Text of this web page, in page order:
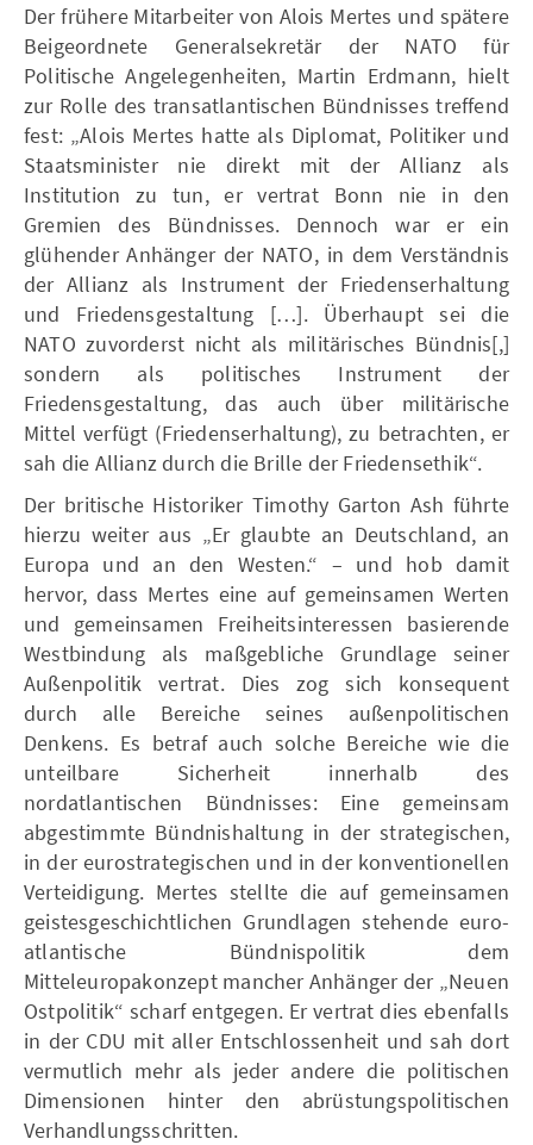
Der frühere Mitarbeiter von Alois Mertes und spätere
Beigeordnete Generalsekretär der NATO für
Politische Angelegenheiten, Martin Erdmann, hielt
zur Rolle des transatlantischen Bündnisses treffend
fest: „Alois Mertes hatte als Diplomat, Politiker und
Staatsminister nie direkt mit der Allianz als
Institution zu tun, er vertrat Bonn nie in den
Gremien des Bündnisses. Dennoch war er ein
glühender Anhänger der NATO, in dem Verständnis
der Allianz als Instrument der Friedenserhaltung
und Friedensgestaltung […]. Überhaupt sei die
NATO zuvorderst nicht als militärisches Bündnis[,]
sondern als politisches Instrument der
Friedensgestaltung, das auch über militärische
Mittel verfügt (Friedenserhaltung), zu betrachten, er
sah die Allianz durch die Brille der Friedensethik“.
Der britische Historiker Timothy Garton Ash führte
hierzu weiter aus „Er glaubte an Deutschland, an
Europa und an den Westen.“ – und hob damit
hervor, dass Mertes eine auf gemeinsamen Werten
und gemeinsamen Freiheitsinteressen basierende
Westbindung als maßgebliche Grundlage seiner
Außenpolitik vertrat. Dies zog sich konsequent
durch alle Bereiche seines außenpolitischen
Denkens. Es betraf auch solche Bereiche wie die
unteilbare Sicherheit innerhalb des
nordatlantischen Bündnisses: Eine gemeinsam
abgestimmte Bündnishaltung in der strategischen,
in der eurostrategischen und in der konventionellen
Verteidigung. Mertes stellte die auf gemeinsamen
geistesgeschichtlichen Grundlagen stehende euro-
atlantische Bündnispolitik dem
Mitteleuropakonzept mancher Anhänger der „Neuen
Ostpolitik“ scharf entgegen. Er vertrat dies ebenfalls
in der CDU mit aller Entschlossenheit und sah dort
vermutlich mehr als jeder andere die politischen
Dimensionen hinter den abrüstungspolitischen
Verhandlungsschritten.